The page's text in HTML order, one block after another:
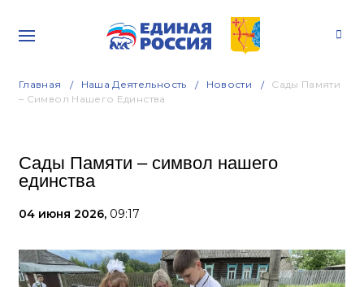
Главная Наша Деятельность Новости
Сады Памяти
– Символ Нашего Единства
Сады Памяти – символ нашего
единства
04 июня 2026, 09:17